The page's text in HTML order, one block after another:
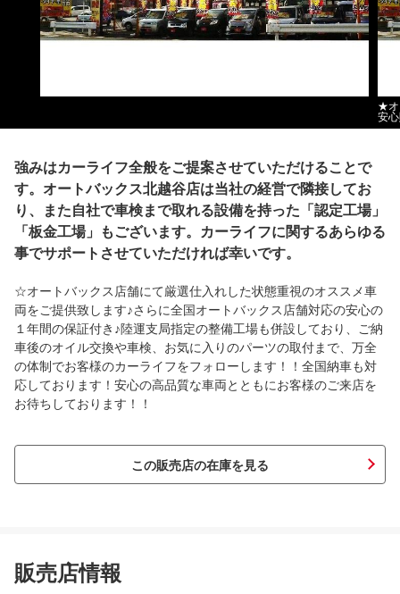
★オ
安
強みはカーライフ全般をご提案させていただけることで
す。オートバックス北越谷店は当社の経営で隣接してお
り、また自社で車検まで取れる設備を持った「認定工場」
「板金工場」もございます。カーライフに関するあらゆる
事でサポートさせていただければ幸いです。
☆オートバックス店舗にて厳選仕入れした状態重視のオススメ車
両をご提供致します♪さらに全国オートバックス店舗対応の安心の
１年間の保証付き♪陸運支局指定の整備工場も併設しており、ご納
車後のオイル交換や車検、お気に入りのパーツの取付まで、万全
の体制でお客様のカーライフをフォローします！！全国納車も対
応しております！安心の高品質な車両とともにお客様のご来店を
お待ちしております！！
この販売店の在庫を見る
販売店情報